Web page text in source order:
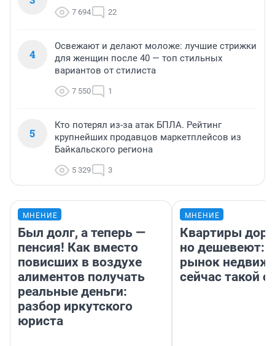
7 694 22
4
Освежают и делают моложе: лучшие стрижки
для женщин после 40 — топ стильных
вариантов от стилиста
7 550 1
5
Кто потерял из-за атак БПЛА. Рейтинг
крупнейших продавцов маркетплейсов из
Байкальского региона
5 329 3
МНЕНИЕ
Был долг, а теперь —
пенсия! Как вместо
повисших в воздухе
алиментов получать
реальные деньги:
разбор иркутского
юриста
МНЕНИЕ
Квартиры
но дешевеют:
рынок
сейчас такой